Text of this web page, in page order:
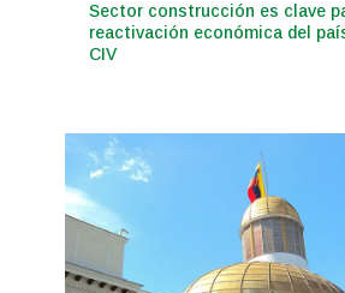
Sector construcción es clave
reactivación económica del
CIV